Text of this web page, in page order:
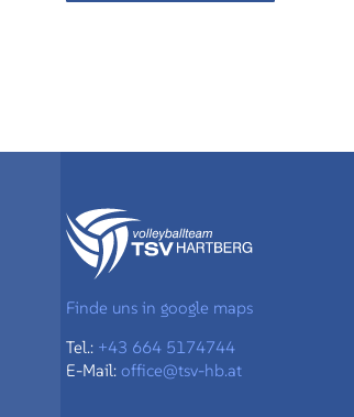
Finde uns in google maps
Tel.: +43 664 5174744
E-Mail: office@tsv-hb.at